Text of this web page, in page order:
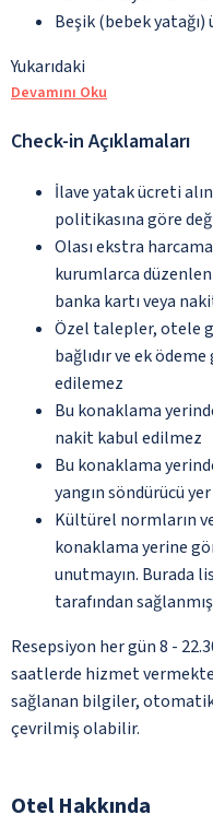
Beşik (bebek yatağı)
Yukarıdaki
Devamını Oku
Check-in Açıklamaları
İlave yatak ücreti
politikasına göre
Olası ekstra
kurumlarca
banka kartı veya
Özel talepler, otele
bağlıdır ve ek
edilemez
Bu konaklama
nakit kabul edilmez
Bu konaklama
yangın söndürücü
Kültürel normların
konaklama yerine
unutmayın. Burada
tarafından
Resepsiyon her gün 8 -
saatlerde hizmet
sağlanan bilgiler,
çevrilmiş olabilir.
Otel Hakkında